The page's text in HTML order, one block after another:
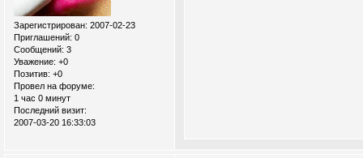
Зарегистрирован: 2007-02-23
Приглашений: 0
Сообщений: 3
Уважение: +0
Позитив: +0
Провел на форуме:
1 час 0 минут
Последний визит:
2007-03-20 16:33:03